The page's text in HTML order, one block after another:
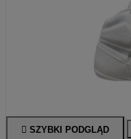
 SZYBKI PODGLĄD